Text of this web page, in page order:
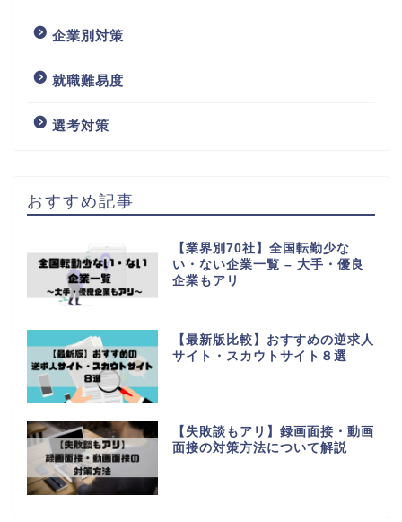
企業別対策
就職難易度
選考対策
おすすめ記事
【業界別70社】全国転勤少な
い・ない企業一覧 – 大手・優良
企業もアリ
【最新版比較】おすすめの逆求人
サイト・スカウトサイト８選
【失敗談もアリ】録画面接・動画
面接の対策方法について解説